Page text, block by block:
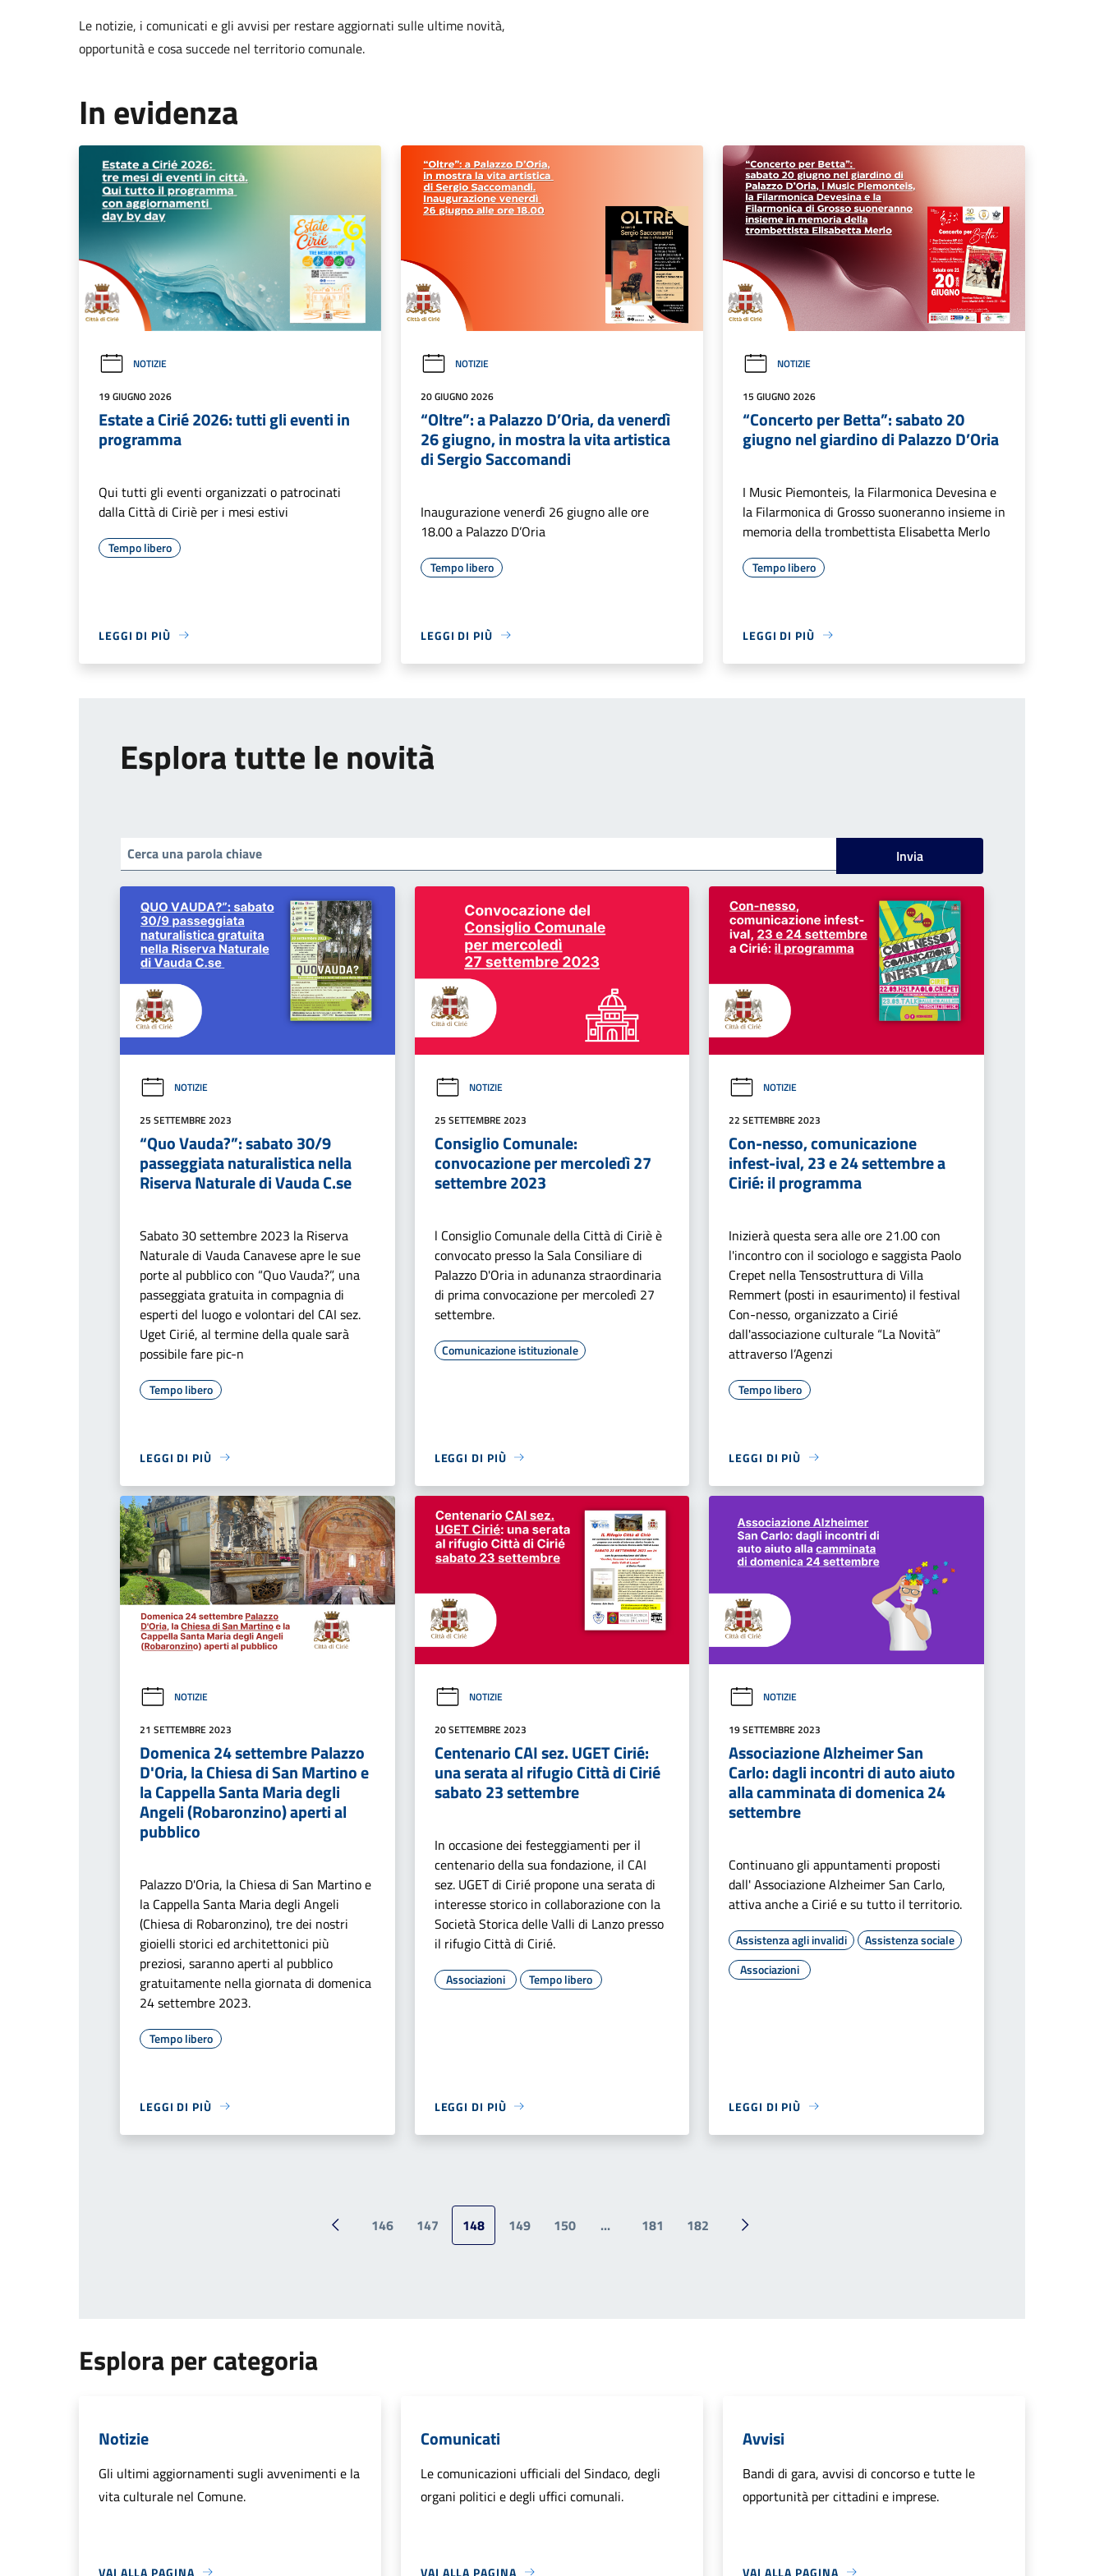
Le notizie, i comunicati e gli avvisi per restare aggiornati sulle ultime novità,
opportunità e cosa succede nel territorio comunale.
In evidenza
NOTIZIE
19 GIUGNO 2026
Estate a Cirié 2026: tutti gli eventi in
programma
Qui tutti gli eventi organizzati o patrocinati
dalla Città di Ciriè per i mesi estivi
Tempo libero
LEGGI DI PIÙ
NOTIZIE
20 GIUGNO 2026
“Oltre”: a Palazzo D’Oria, da venerdì
26 giugno, in mostra la vita artistica
di Sergio Saccomandi
Inaugurazione venerdì 26 giugno alle ore
18.00 a Palazzo D’Oria
Tempo libero
LEGGI DI PIÙ
NOTIZIE
15 GIUGNO 2026
“Concerto per Betta”: sabato 20
giugno nel giardino di Palazzo D’Oria
I Music Piemonteis, la Filarmonica Devesina e
la Filarmonica di Grosso suoneranno insieme in
memoria della trombettista Elisabetta Merlo
Tempo libero
LEGGI DI PIÙ
Esplora tutte le novità
Invia
NOTIZIE
25 SETTEMBRE 2023
“Quo Vauda?”: sabato 30/9
passeggiata naturalistica nella
Riserva Naturale di Vauda C.se
Sabato 30 settembre 2023 la Riserva
Naturale di Vauda Canavese apre le sue
porte al pubblico con “Quo Vauda?”, una
passeggiata gratuita in compagnia di
esperti del luogo e volontari del CAI sez.
Uget Cirié, al termine della quale sarà
possibile fare pic-n
Tempo libero
LEGGI DI PIÙ
NOTIZIE
25 SETTEMBRE 2023
Consiglio Comunale:
convocazione per mercoledì 27
settembre 2023
l Consiglio Comunale della Città di Ciriè è
convocato presso la Sala Consiliare di
Palazzo D'Oria in adunanza straordinaria
di prima convocazione per mercoledì 27
settembre.
Comunicazione istituzionale
LEGGI DI PIÙ
NOTIZIE
22 SETTEMBRE 2023
Con-nesso, comunicazione
infest-ival, 23 e 24 settembre a
Cirié: il programma
Inizierà questa sera alle ore 21.00 con
l'incontro con il sociologo e saggista Paolo
Crepet nella Tensostruttura di Villa
Remmert (posti in esaurimento) il festival
Con-nesso, organizzato a Cirié
dall'associazione culturale “La Novità”
attraverso l’Agenzi
Tempo libero
LEGGI DI PIÙ
NOTIZIE
21 SETTEMBRE 2023
Domenica 24 settembre Palazzo
D'Oria, la Chiesa di San Martino e
la Cappella Santa Maria degli
Angeli (Robaronzino) aperti al
pubblico
Palazzo D'Oria, la Chiesa di San Martino e
la Cappella Santa Maria degli Angeli
(Chiesa di Robaronzino), tre dei nostri
gioielli storici ed architettonici più
preziosi, saranno aperti al pubblico
gratuitamente nella giornata di domenica
24 settembre 2023.
Tempo libero
LEGGI DI PIÙ
NOTIZIE
20 SETTEMBRE 2023
Centenario CAI sez. UGET Cirié:
una serata al rifugio Città di Cirié
sabato 23 settembre
In occasione dei festeggiamenti per il
centenario della sua fondazione, il CAI
sez. UGET di Cirié propone una serata di
interesse storico in collaborazione con la
Società Storica delle Valli di Lanzo presso
il rifugio Città di Cirié.
Associazioni Tempo libero
LEGGI DI PIÙ
NOTIZIE
19 SETTEMBRE 2023
Associazione Alzheimer San
Carlo: dagli incontri di auto aiuto
alla camminata di domenica 24
settembre
Continuano gli appuntamenti proposti
dall' Associazione Alzheimer San Carlo,
attiva anche a Cirié e su tutto il territorio.
Assistenza agli invalidi
Assistenza sociale
Associazioni
LEGGI DI PIÙ
Pagina precedente
146 147 148 149 150 ... 181 182
Pagina successiva
Esplora per categoria
Notizie
Gli ultimi aggiornamenti sugli avvenimenti e la
vita culturale nel Comune.
VAI ALLA PAGINA
Comunicati
Le comunicazioni ufficiali del Sindaco, degli
organi politici e degli uffici comunali.
VAI ALLA PAGINA
Avvisi
Bandi di gara, avvisi di concorso e tutte le
opportunità per cittadini e imprese.
VAI ALLA PAGINA